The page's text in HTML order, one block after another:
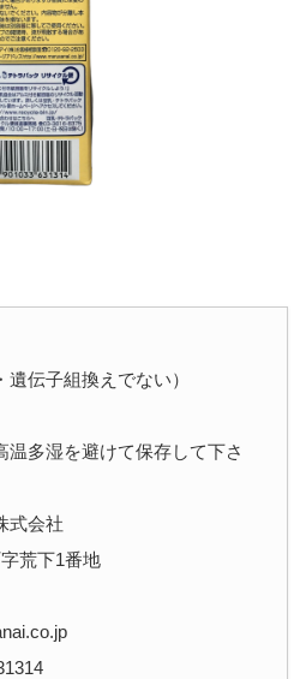
伝子組換えでない）
温多湿を避けて保存して下さ
式会社
荒下1番地